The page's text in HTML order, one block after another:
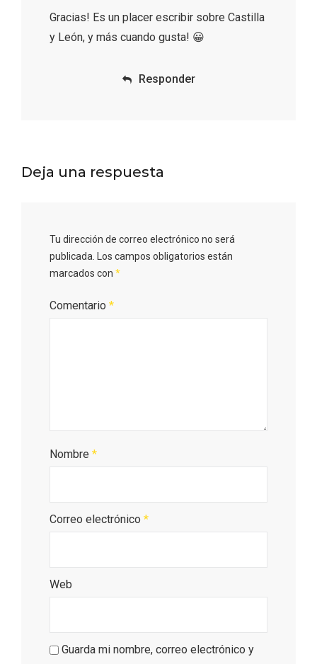
Gracias! Es un placer escribir sobre Castilla
y León, y más cuando gusta! 😀
Responder
Deja una respuesta
Tu dirección de correo electrónico no será
publicada.
Los campos obligatorios están
marcados con *
Comentario *
Nombre *
Correo electrónico *
Web
Guarda mi nombre, correo electrónico y
Cigales inaugura la musealización de los
arcos de la Iglesia de Santiago Apóstol